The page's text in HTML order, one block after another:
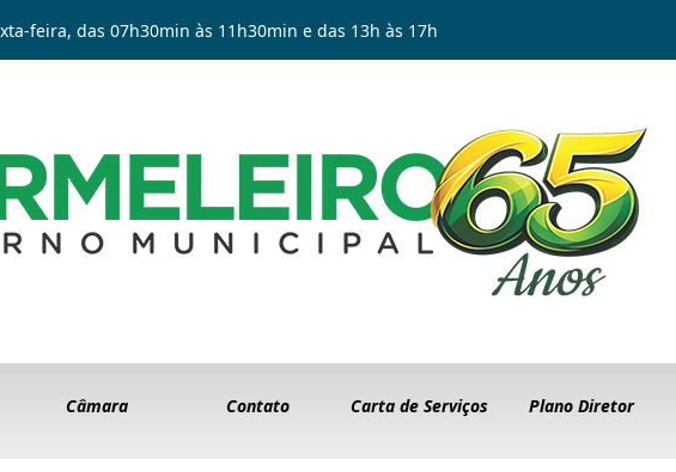
feira, das 07h30min às 11h30min e das 13h às 17h
Câmara Contato Carta de Serviços Plano Diretor